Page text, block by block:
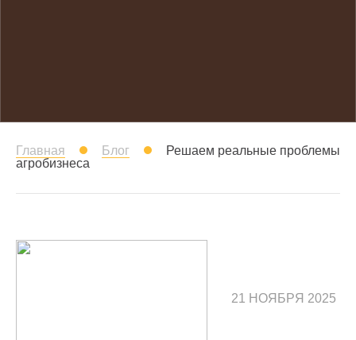
Главная Блог
Решаем реальные проблемы
агробизнеса
21 НОЯБРЯ 2025